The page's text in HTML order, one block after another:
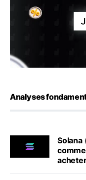
Analyses
Solana